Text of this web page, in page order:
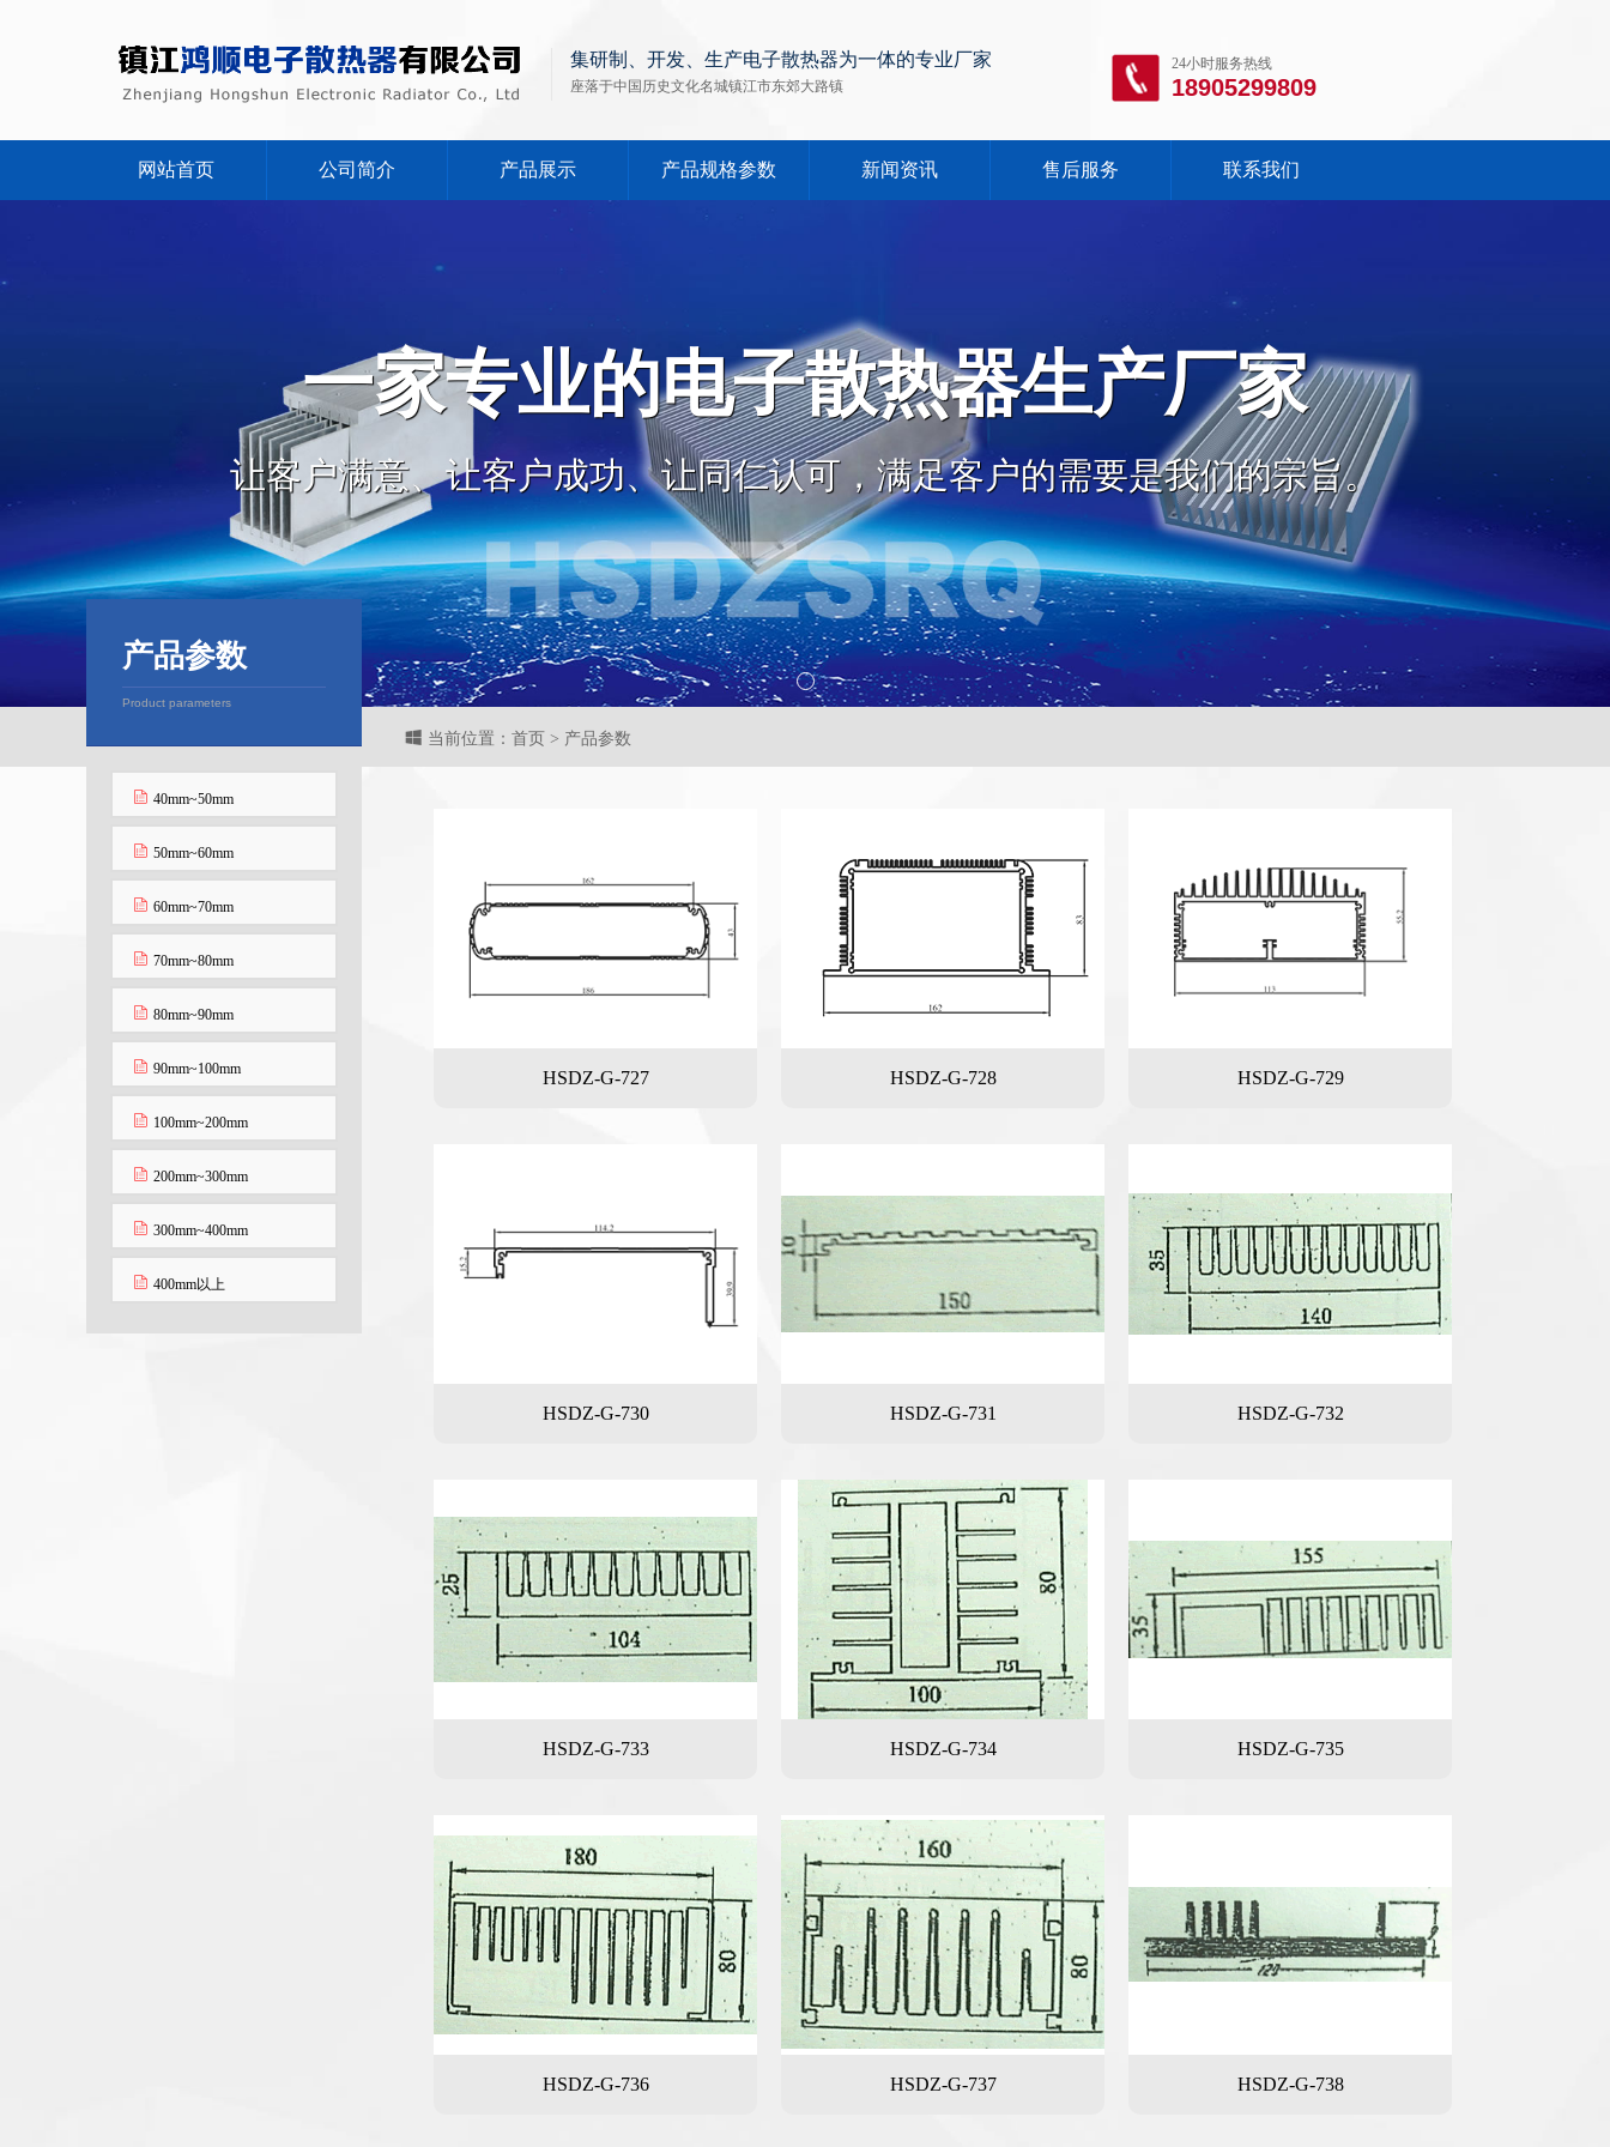
集研制、开发、生产电子散热器为一体的专业厂家
座落于中国历史文化名城镇江市东郊大路镇
24小时服务热线
18905299809
网站首页 公司简介 产品展示 产品规格参数 新闻资讯 售后服务 联系我们
一家专业的电子散热器生产厂家
让客户满意、让客户成功、让同仁认可，满足客户的需要是我们的宗旨。
当前位置：首页 > 产品参数
产品参数
Product parameters
40mm~50mm
50mm~60mm
60mm~70mm
70mm~80mm
80mm~90mm
90mm~100mm
100mm~200mm
200mm~300mm
300mm~400mm
400mm以上
HSDZ-G-727 HSDZ-G-728 HSDZ-G-729
HSDZ-G-730 HSDZ-G-731 HSDZ-G-732
HSDZ-G-733 HSDZ-G-734 HSDZ-G-735
HSDZ-G-736 HSDZ-G-737 HSDZ-G-738